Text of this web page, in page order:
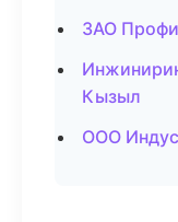
ЗАО
Кызыл
ООО